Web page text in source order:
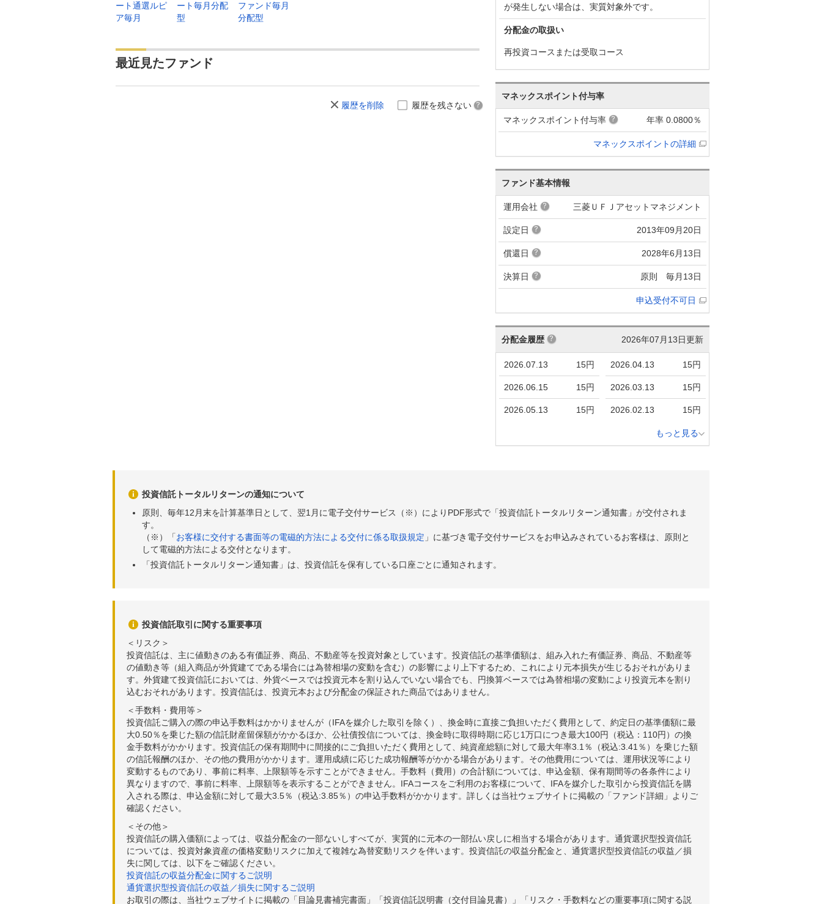
ート通選ルピ
ア毎月
ート毎月分配
型
ファンド毎月
分配型
最近見たファンド
履歴を削除 履歴を残さない
が発生しない場合は、実質対象外です。
分配金の取扱い
再投資コースまたは受取コース
マネックスポイント付与率
マネックスポイント付与率 年率 0.0800％
マネックスポイントの詳細
ファンド基本情報
運用会社 三菱ＵＦＪアセットマネジメント
設定日 2013年09月20日
償還日 2028年6月13日
決算日 原則 毎月13日
申込受付不可日
2026年07月13日更新
分配金履歴
2026.07.13 15円
2026.06.15 15円
2026.05.13 15円
2026.04.13 15円
2026.03.13 15円
2026.02.13 15円
もっと見る
投資信託トータルリターンの通知について
原則、毎年12月末を計算基準日として、翌1月に電子交付サービス（※）によりPDF形式で「投資信託トータルリターン通知書」が交付されま
す。
（※）「お客様に交付する書面等の電磁的方法による交付に係る取扱規定 」に基づき電子交付サービスをお申込みされているお客様は、原則と
して電磁的方法による交付となります。
「投資信託トータルリターン通知書」は、投資信託を保有している口座ごとに通知されます。
投資信託取引に関する重要事項
＜リスク＞
投資信託は、主に値動きのある有価証券、商品、不動産等を投資対象としています。投資信託の基準価額は、組み入れた有価証券、商品、不動産等
の値動き等（組入商品が外貨建てである場合には為替相場の変動を含む）の影響により上下するため、これにより元本損失が生じるおそれがありま
す。外貨建て投資信託においては、外貨ベースでは投資元本を割り込んでいない場合でも、円換算ベースでは為替相場の変動により投資元本を割り
込むおそれがあります。投資信託は、投資元本および分配金の保証された商品ではありません。
＜手数料・費用等＞
投資信託ご購入の際の申込手数料はかかりませんが（IFAを媒介した取引を除く）、換金時に直接ご負担いただく費用として、約定日の基準価額に最
大0.50％を乗じた額の信託財産留保額がかかるほか、公社債投信については、換金時に取得時期に応じ1万口につき最大100円（税込：110円）の換
金手数料がかかります。投資信託の保有期間中に間接的にご負担いただく費用として、純資産総額に対して最大年率3.1％（税込:3.41％）を乗じた額
の信託報酬のほか、その他の費用がかかります。運用成績に応じた成功報酬等がかかる場合があります。その他費用については、運用状況等により
変動するものであり、事前に料率、上限額等を示すことができません。手数料（費用）の合計額については、申込金額、保有期間等の各条件により
異なりますので、事前に料率、上限額等を表示することができません。IFAコースをご利用のお客様について、IFAを媒介した取引から投資信託を購
入される際は、申込金額に対して最大3.5％（税込:3.85％）の申込手数料がかかります。詳しくは当社ウェブサイトに掲載の「ファンド詳細」よりご
確認ください。
＜その他＞
投資信託の購入価額によっては、収益分配金の一部ないしすべてが、実質的に元本の一部払い戻しに相当する場合があります。通貨選択型投資信託
については、投資対象資産の価格変動リスクに加えて複雑な為替変動リスクを伴います。投資信託の収益分配金と、通貨選択型投資信託の収益／損
失に関しては、以下をご確認ください。
投資信託の収益分配金に関するご説明
通貨選択型投資信託の収益／損失に関するご説明
お取引の際は、当社ウェブサイトに掲載の「目論見書補完書面」「投資信託説明書（交付目論見書）」「リスク・手数料などの重要事項に関する説